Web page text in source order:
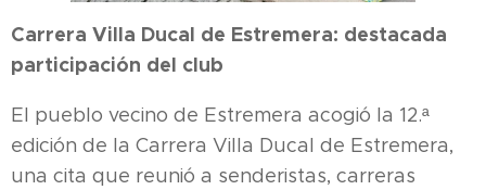
Carrera Villa Ducal de Estremera: destacada
participación del club
El pueblo vecino de Estremera acogió la 12.ª
edición de la Carrera Villa Ducal de Estremera,
una cita que reunió a senderistas, carreras